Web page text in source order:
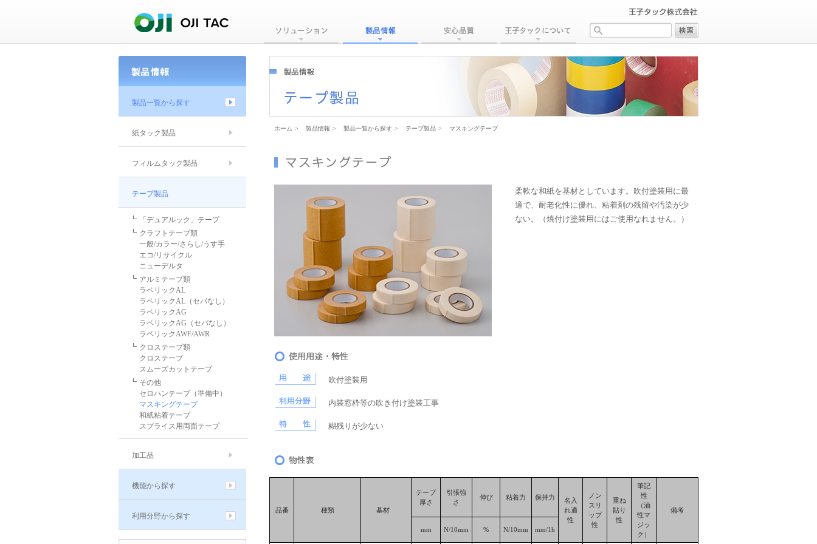
ホーム > 製品情報 > 製品一覧から探す > テープ製品 > マスキングテープ
柔軟な和紙を基材としています。吹付塗装用に最
適で、耐老化性に優れ、粘着剤の残留や汚染が少
ない。（焼付け塗装用にはご使用なれません。）
吹付塗装用
内装窓枠等の吹き付け塗装工事
糊残りが少ない
品番 種類 基材
テープ
厚さ
引張強
さ
伸び 粘着力 保持力
名入
れ適
性
ノン
スリ
ップ
性
重ね
貼り
性
筆記
性
（油
性マ
ジッ
ク）
備考
mm N/10mm % N/10mm mm/1h
製品一覧から探す
紙タック製品
フィルムタック製品
テープ製品
「デュアルック」テープ
クラフトテープ類
一般/カラー/さらし/うす手
エコ/リサイクル
ニューデルタ
アルミテープ類
ラベリックAL
ラベリックAL（セパなし）
ラベリックAG
ラベリックAG（セパなし）
ラベリックAWF/AWR
クロステープ類
クロステープ
スムーズカットテープ
その他
セロハンテープ（準備中）
マスキングテープ
和紙粘着テープ
スプライス用両面テープ
加工品
機能から探す
利用分野から探す